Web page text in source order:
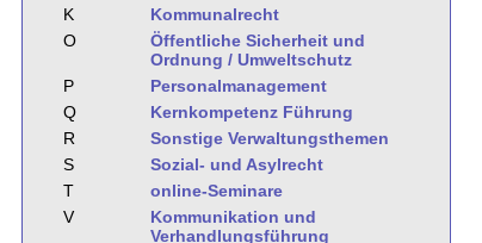
K
Kommunalrecht
O
Öffentliche Sicherheit und
Ordnung / Umweltschutz
P
Personalmanagement
Q
Kernkompetenz Führung
R
Sonstige Verwaltungsthemen
S
Sozial- und Asylrecht
T
online-Seminare
V
Kommunikation und
Verhandlungsführung